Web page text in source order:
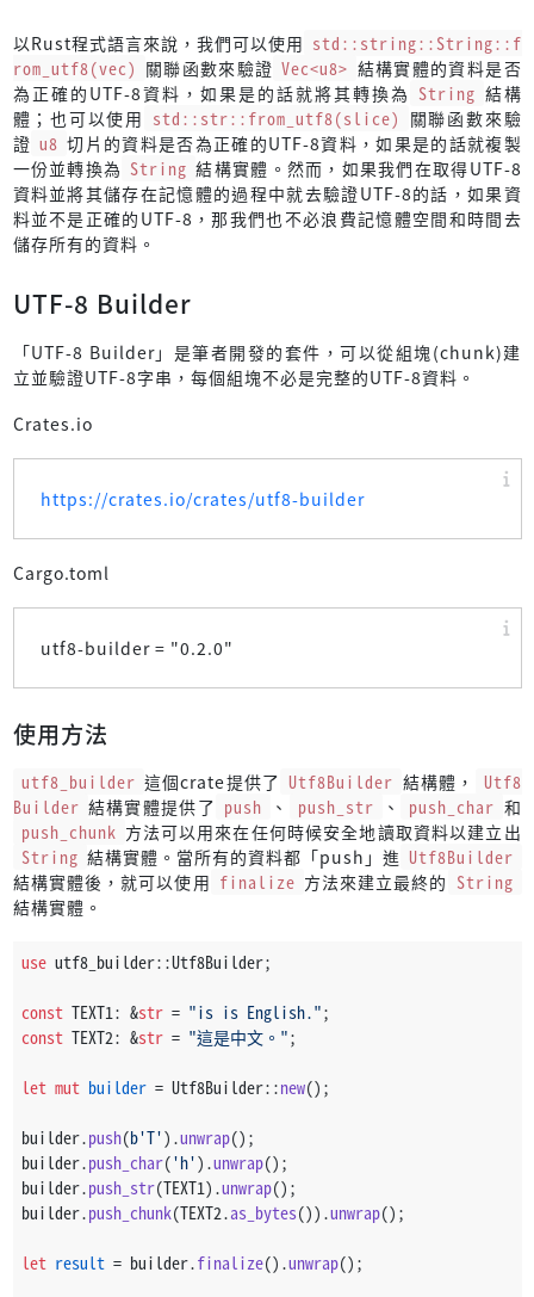
以Rust程式語言來說，我們可以使用 std::string::String::f
rom_utf8(vec) 關聯函數來驗證 Vec<u8> 結構實體的資料是否
為正確的UTF-8資料，如果是的話就將其轉換為 String 結構
體；也可以使用 std::str::from_utf8(slice) 關聯函數來驗
證 u8 切片的資料是否為正確的UTF-8資料，如果是的話就複製
一份並轉換為 String 結構實體。然而，如果我們在取得UTF-8
資料並將其儲存在記憶體的過程中就去驗證UTF-8的話，如果資
料並不是正確的UTF-8，那我們也不必浪費記憶體空間和時間去
儲存所有的資料。
UTF-8 Builder
「UTF-8 Builder」是筆者開發的套件，可以從組塊(chunk)建
立並驗證UTF-8字串，每個組塊不必是完整的UTF-8資料。
Crates.io
https://crates.io/crates/utf8-builder
Cargo.toml
utf8-builder = "0.2.0"
使用方法
utf8_builder 這個crate提供了 Utf8Builder 結構體，
Utf8
Builder 結構實體提供了 push 、 push_str 、 push_char 和
push_chunk 方法可以用來在任何時候安全地讀取資料以建立出
String 結構實體。當所有的資料都「push」進 Utf8Builder
結構實體後，就可以使用 finalize 方法來建立最終的 String
結構實體。
use utf8_builder::Utf8Builder;
const TEXT1: &str = "is is English.";
const TEXT2: &str = "這是中文。";
let mut builder = Utf8Builder::new();
builder.push(b'T').unwrap();
builder.push_char('h').unwrap();
builder.push_str(TEXT1).unwrap();
builder.push_chunk(TEXT2.as_bytes()).unwrap();
let result = builder.finalize().unwrap();